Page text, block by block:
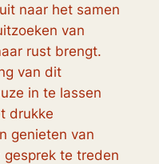
naar het samen
van
rust brengt.
van dit
in te lassen
drukke
genieten van
te treden